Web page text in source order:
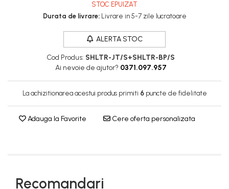
Tricouri si bluze reflectorizante (HI-
Fesuri, capisoane si sepci
Accesorii reflectorizante (HI-VIS)
Îmbrăcăminte ANTICHIMICĂ |
MULTIRISC
Costume | Combinezoane
Antichimice | Multirisc
Halate | Sorturi Antichimice | Multirisc
Jambiere Ignifuge
STOC EPUIZAT
Durata de livrare:Livrare in 5-7 zile lucratoare
ALERTA STOC
Cod Produs: SHLTR-JT/S+SHLTR-BP/S
Ai nevoie de ajutor? 0371.097.957
La achizitionarea acestui produs primiti 6puncte de fidelitate
Adauga la Favorite Cere oferta personalizata
Recomandari